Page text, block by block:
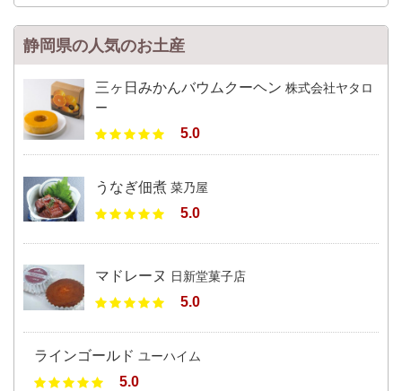
静岡県の人気のお土産
三ヶ日みかんバウムクーヘン 株式会社ヤタロ
ー
5.0
うなぎ佃煮 菜乃屋
5.0
マドレーヌ 日新堂菓子店
5.0
ラインゴールド ユーハイム
5.0